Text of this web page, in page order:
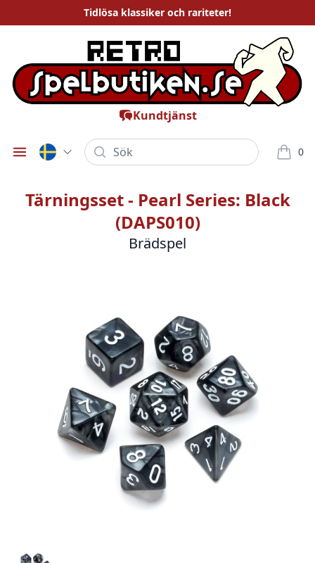
Tidlösa klassiker och rariteter!
Kundtjänst
Öppna meny
Sök 0
varor i
Tärningsset - Pearl Series: Black
(DAPS010)
Brädspel